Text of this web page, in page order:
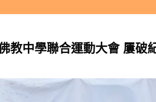
教中學聯合運動大會 屢破